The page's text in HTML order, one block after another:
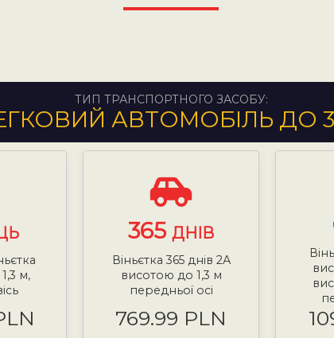
ТИП ТРАНСПОРТНОГО ЗАСОБУ:
АВТОМОБІЛЬ ДО
м,
365 ДНІВ
Віньєтка 365 днів 2А
висотою до 1,3 м
передньої осі
769.99 PLN